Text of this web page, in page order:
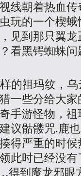
线朝着热血
玩的一个楔
见到那只翼
看黑锷蜘蛛
的祖玛纹，乌
一些分给大
手游怪物，
议骷髅咒.鹿
得严重的时
此时已经没
到魔龙邪眼